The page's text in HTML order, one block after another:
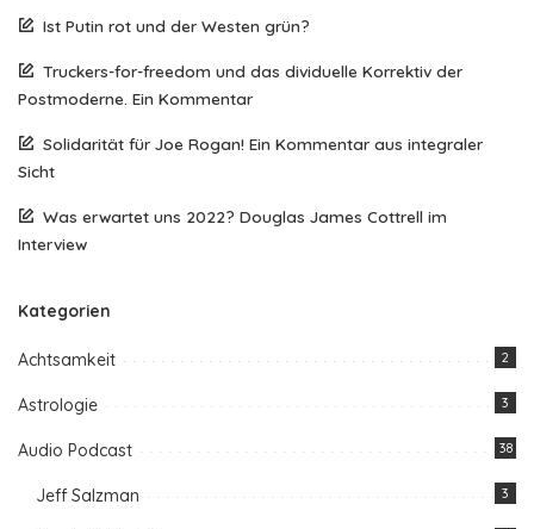
Ist Putin rot und der Westen grün?
Truckers-for-freedom und das dividuelle Korrektiv der
Postmoderne. Ein Kommentar
Solidarität für Joe Rogan! Ein Kommentar aus integraler
Sicht
Was erwartet uns 2022? Douglas James Cottrell im
Interview
Kategorien
Achtsamkeit 2
Astrologie 3
Audio Podcast 38
Jeff Salzman 3